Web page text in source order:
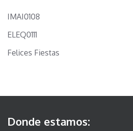
IMAI0108
ELEQ0111
Felices Fiestas
Donde estamos: